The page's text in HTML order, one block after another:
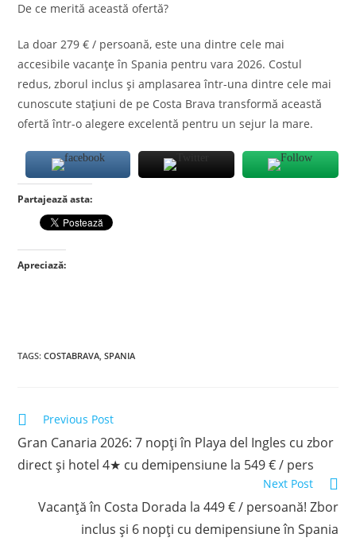
De ce merită această ofertă?
La doar 279 € / persoană, este una dintre cele mai
accesibile vacanțe în Spania pentru vara 2026. Costul
redus, zborul inclus și amplasarea într-una dintre cele mai
cunoscute stațiuni de pe Costa Brava transformă această
ofertă într-o alegere excelentă pentru un sejur la mare.
Partajează asta:
Apreciază:
TAGS:COSTABRAVA, SPANIA
Read
articles
Previous Post
Gran Canaria 2026: 7 nopți în Playa del Ingles cu zbor
direct și hotel 4★ cu demipensiune la 549 € / pers
Next Post
Vacanță în Costa Dorada la 449 € / persoană! Zbor
inclus și 6 nopți cu demipensiune în Spania